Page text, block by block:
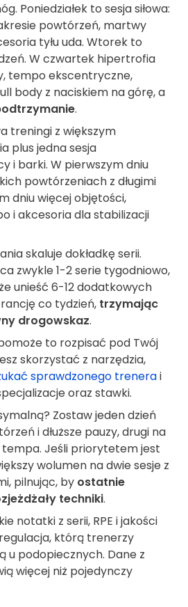
Poniedziałek to sesja siłowa:
powtórzeń, martwy
tyłu uda. Wtorek to
W czwartek hipertrofia
tempo ekscentryczne,
body z naciskiem na górę, a
.
treningi z większym
plus jedna sesja
i barki. W pierwszym dniu
powtórzeniach z długimi
dniu więcej objętości,
i akcesoria dla stabilizacji
skaluje dokładkę serii.
zwykle 1-2 serie tygodniowo,
unieść 6-12 dodatkowych
co tydzień, trzymając
drogowskaz.
to rozpisać pod Twój
skorzystać z narzędzia,
sprawdzonego trenerai
oraz stawki.
Zostaw jeden dzień
i dłuższe pauzy, drugi na
Jeśli priorytetem jest
wolumen na dwie sesje z
pilnując, by ostatnie
techniki.
notatki z serii, RPE i jakości
którą trenerzy
u podopiecznych. Dane z
więcej niż pojedynczy